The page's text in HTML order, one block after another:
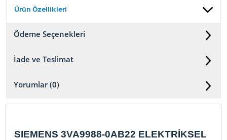
Ürün Özellikleri
Ödeme Seçenekleri
İade ve Teslimat
Yorumlar (0)
SIEMENS 3VA9988-0AB22 ELEKTRİKSEL